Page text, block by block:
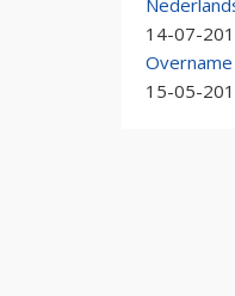
14-07-
15-05-